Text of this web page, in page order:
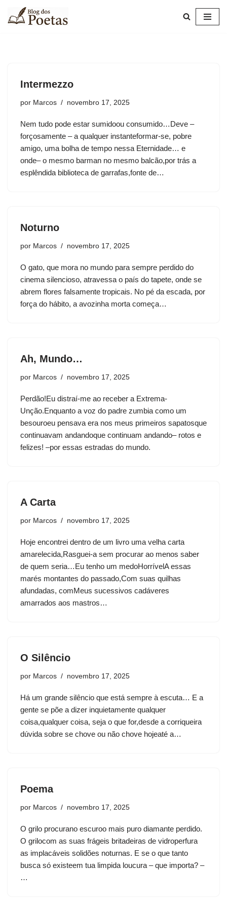
Pular
Intermezzo
por Marcos novembro 17, 2025
Nem tudo pode estar sumidoou consumido…Deve –
forçosamente – a qualquer instanteformar-se, pobre
amigo, uma bolha de tempo nessa Eternidade… e
onde– o mesmo barman no mesmo balcão,por trás a
esplêndida biblioteca de garrafas,fonte de…
Noturno
por Marcos novembro 17, 2025
O gato, que mora no mundo para sempre perdido do
cinema silencioso, atravessa o país do tapete, onde se
abrem flores falsamente tropicais. No pé da escada, por
força do hábito, a avozinha morta começa…
Ah, Mundo…
por Marcos novembro 17, 2025
Perdão!Eu distraí-me ao receber a Extrema-
Unção.Enquanto a voz do padre zumbia como um
besouroeu pensava era nos meus primeiros sapatosque
continuavam andandoque continuam andando– rotos e
felizes! –por essas estradas do mundo.
A Carta
por Marcos novembro 17, 2025
Hoje encontrei dentro de um livro uma velha carta
amarelecida,Rasguei-a sem procurar ao menos saber
de quem seria…Eu tenho um medoHorrívelA essas
marés montantes do passado,Com suas quilhas
afundadas, comMeus sucessivos cadáveres
amarrados aos mastros…
O Silêncio
por Marcos novembro 17, 2025
Há um grande silêncio que está sempre à escuta… E a
gente se põe a dizer inquietamente qualquer
coisa,qualquer coisa, seja o que for,desde a corriqueira
dúvida sobre se chove ou não chove hojeaté a…
Poema
por Marcos novembro 17, 2025
O grilo procurano escuroo mais puro diamante perdido.
O grilocom as suas frágeis britadeiras de vidroperfura
as implacáveis solidões noturnas. E se o que tanto
busca só existeem tua limpida loucura – que importa? –
…